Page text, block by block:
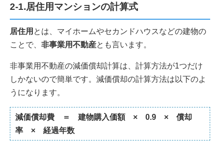
2-1.居住用マンションの計算式
居住用 とは、マイホームやセカンドハウスなどの建物の
ことで、 非事業用不動産とも言います。
非事業用不動産の減価償却計算は、計算方法が1つだけ
しかないので簡単です。減価償却の計算方法は以下のよ
うになります。
減価償却費 ＝ 建物購入価額 × 0.9 × 償却
率 × 経過年数